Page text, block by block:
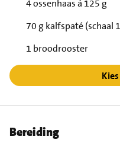
4 ossenhaas á 125 g
70 g kalfspaté (schaal
1 broodrooster
Bereiding